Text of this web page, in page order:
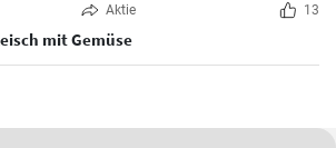
Aktie 13
mit Gemüse